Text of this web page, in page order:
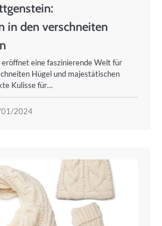
in den verschneiten
eine faszinierende Welt für
Hügel und majestätischen
Kulisse für…
2024